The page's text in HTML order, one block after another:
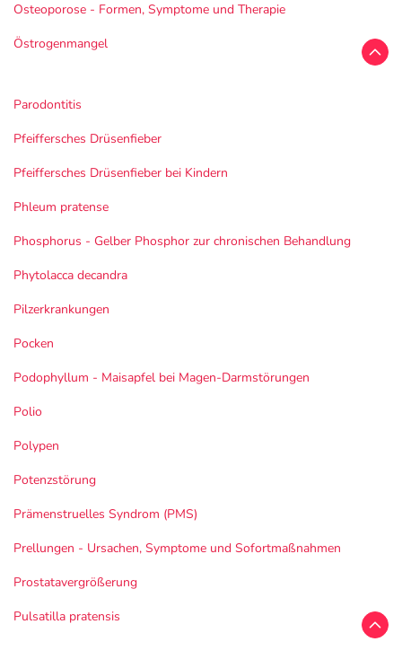
Osteoporose - Formen, Symptome und Therapie
Östrogenmangel
Parodontitis
Pfeiffersches Drüsenfieber
Pfeiffersches Drüsenfieber bei Kindern
Phleum pratense
Phosphorus - Gelber Phosphor zur chronischen Behandlung
Phytolacca decandra
Pilzerkrankungen
Pocken
Podophyllum - Maisapfel bei Magen-Darmstörungen
Polio
Polypen
Potenzstörung
Prämenstruelles Syndrom (PMS)
Prellungen - Ursachen, Symptome und Sofortmaßnahmen
Prostatavergrößerung
Pulsatilla pratensis